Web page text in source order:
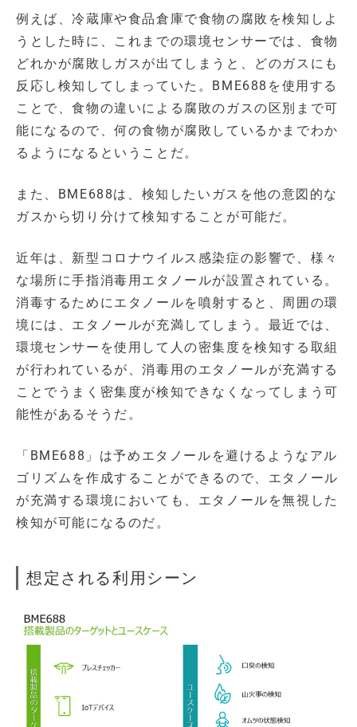
例えば、冷蔵庫や食品倉庫で食物の腐敗を検知しよ
うとした時に、これまでの環境センサーでは、食物
どれかが腐敗しガスが出てしまうと、どのガスにも
反応し検知してしまっていた。BME688を使用する
ことで、食物の違いによる腐敗のガスの区別まで可
能になるので、何の食物が腐敗しているかまでわか
るようになるということだ。
また、BME688は、検知したいガスを他の意図的な
ガスから切り分けて検知することが可能だ。
近年は、新型コロナウイルス感染症の影響で、様々
な場所に手指消毒用エタノールが設置されている。
消毒するためにエタノールを噴射すると、周囲の環
境には、エタノールが充満してしまう。最近では、
環境センサーを使用して人の密集度を検知する取組
が行われているが、消毒用のエタノールが充満する
ことでうまく密集度が検知できなくなってしまう可
能性があるそうだ。
「BME688」は予めエタノールを避けるようなアル
ゴリズムを作成することができるので、エタノール
が充満する環境においても、エタノールを無視した
検知が可能になるのだ。
想定される利用シーン